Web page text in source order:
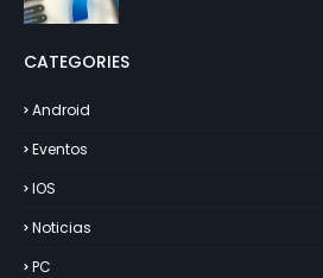
CATEGORIES
Android
Eventos
IOS
Noticias
PC